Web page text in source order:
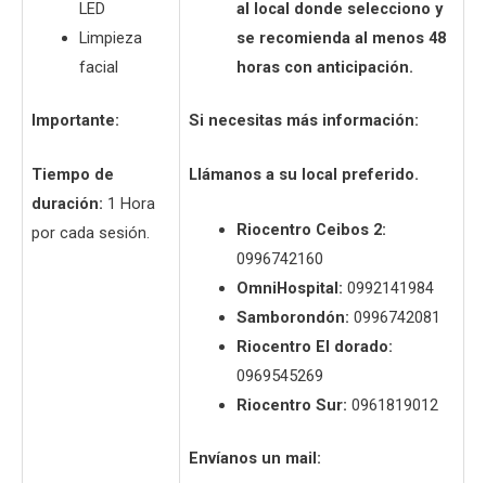
LED
Limpieza
facial
Importante:
Tiempo de
duración: 1 Hora
por cada sesión.
al local donde selecciono y
se recomienda al menos 48
horas con anticipación.
Si necesitas más información:
Llámanos a su local preferido.
Riocentro Ceibos 2:
0996742160
OmniHospital: 0992141984
Samborondón: 0996742081
Riocentro El dorado:
0969545269
Riocentro Sur: 0961819012
Envíanos un mail: